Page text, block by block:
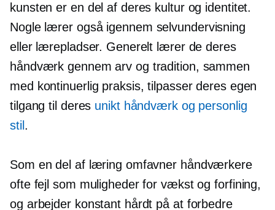
kunsten er en del af deres kultur og identitet.
Nogle lærer også igennem selvundervisning
eller lærepladser. Generelt lærer de deres
håndværk gennem arv og tradition, sammen
med kontinuerlig praksis, tilpasser deres egen
tilgang til deres unikt håndværk og personlig
stil .
Som en del af læring omfavner håndværkere
ofte fejl som muligheder for vækst og forfining,
og arbejder konstant hårdt på at forbedre